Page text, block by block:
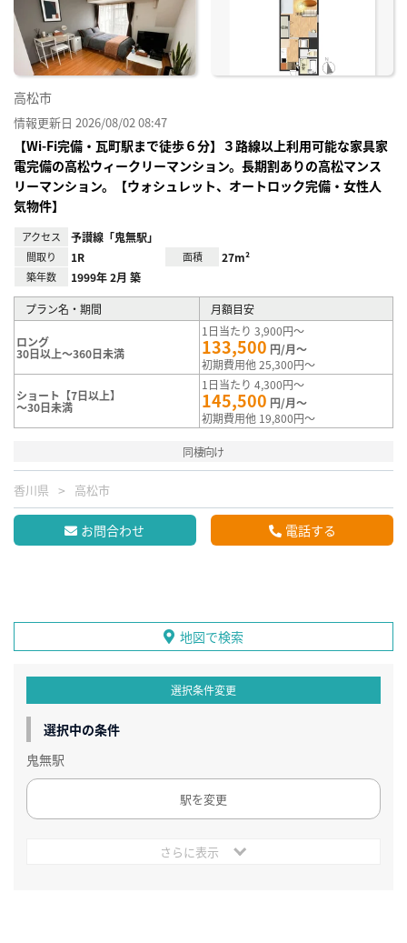
高松市
情報更新日 2026/08/02 08:47
【Wi-Fi完備・瓦町駅まで徒歩６分】３路線以上利用可能な家具家
電完備の高松ウィークリーマンション。長期割ありの高松マンス
リーマンション。【ウォシュレット、オートロック完備・女性人
気物件】
アクセス 予讃線「鬼無駅」
間取り 1R 面積 27m²
築年数 1999年 2月 築
プラン名・期間 月額目安
ロング
30日以上～360日未満
1日当たり 3,900円～
133,500 円/月～
初期費用他 25,300円～
ショート【7日以上】
～30日未満
1日当たり 4,300円～
145,500 円/月～
初期費用他 19,800円～
同棲向け
香川県 高松市
お問合わせ 電話する
地図で検索
選択条件変更
選択中の条件
鬼無駅
駅を変更
さらに表示